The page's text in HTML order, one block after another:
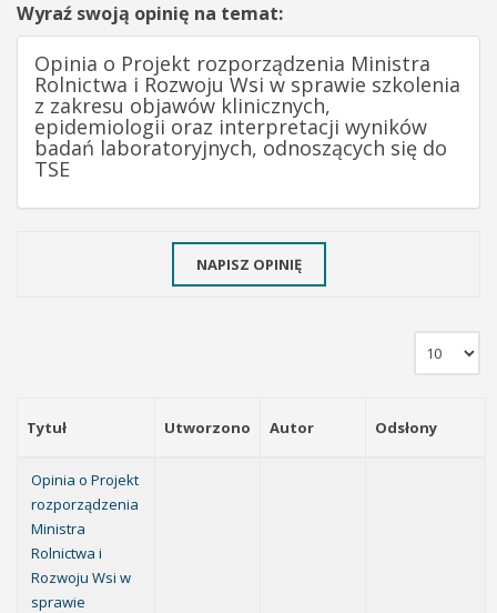
Wyraź swoją opinię na temat:
Opinia o Projekt rozporządzenia Ministra
Rolnictwa i Rozwoju Wsi w sprawie szkolenia
z zakresu objawów klinicznych,
epidemiologii oraz interpretacji wyników
badań laboratoryjnych, odnoszących się do
TSE
NAPISZ OPINIĘ
Tytuł Utworzono Autor Odsłony
Opinia o Projekt
rozporządzenia
Ministra
Rolnictwa i
Rozwoju Wsi w
sprawie